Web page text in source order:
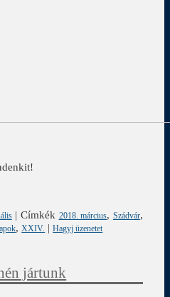
| Címkék 2018. március, Szádvár,
,XXIV. |Hagyj üzenetet
jártunk